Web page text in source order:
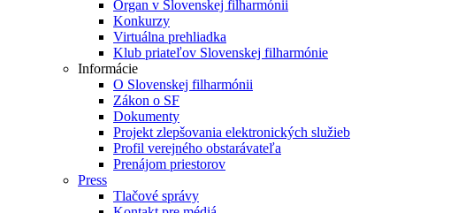
Organ v Slovenskej filharmónii
Konkurzy
Virtuálna prehliadka
Klub priateľov Slovenskej filharmónie
Informácie
O Slovenskej filharmónii
Zákon o SF
Dokumenty
Projekt zlepšovania elektronických služieb
Profil verejného obstarávateľa
Prenájom priestorov
Press
Tlačové správy